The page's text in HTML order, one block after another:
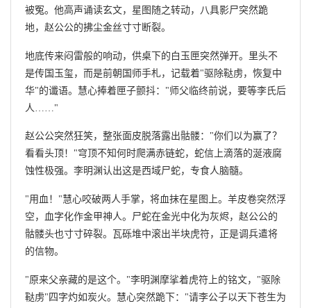
被冤。他高声诵读玄文，星图随之转动，八具影尸突然跪
地，赵公公的拂尘金丝寸寸断裂。
地底传来闷雷般的响动，供桌下的白玉匣突然弹开。里头不
是传国玉玺，而是前朝国师手札，记载着"驱除鞑虏，恢复中
华"的谶语。慧心捧着匣子颤抖："师父临终前说，要等李氏后
人……"
赵公公突然狂笑，整张面皮脱落露出骷髅："你们以为赢了？
看看头顶！"穹顶不知何时爬满赤链蛇，蛇信上滴落的涎液腐
蚀性极强。李明渊认出这是西域尸蛇，专食人脑髓。
"用血！"慧心咬破两人手掌，将血抹在星图上。羊皮卷突然浮
空，血字化作金甲神人。尸蛇在金光中化为灰烬，赵公公的
骷髅头也寸寸碎裂。瓦砾堆中滚出半块虎符，正是调兵遣将
的信物。
"原来父亲藏的是这个。"李明渊摩挲着虎符上的铭文，"驱除
鞑虏"四字灼如炭火。慧心突然跪下："请李公子以天下苍生为